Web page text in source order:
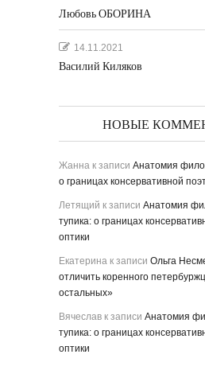
Любовь ОБОРИНА
14.11.2021
Василий Киляков
НОВЫЕ
Жанна к записи Анатомия
о границах консервативной
Летящий к записи Анатомия
тупика: о границах
оптики
Екатерина к записи Ольга
отличить коренного
остальных»
Вячеслав к записи Анатомия
тупика: о границах
оптики